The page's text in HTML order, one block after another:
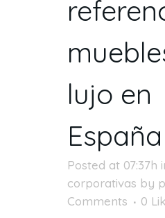
lujo en
España
Posted at 07:37h
corporativas by
Comments
0